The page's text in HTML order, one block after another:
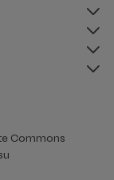
Commons